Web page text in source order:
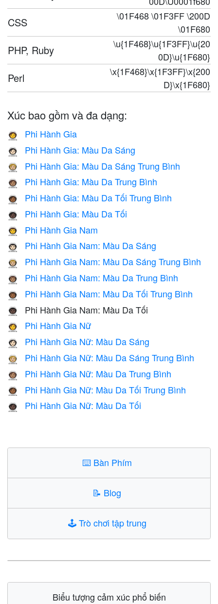
CSS
\01F468 \01F3FF \200D
\01F680
PHP, Ruby
\u{1F468}\u{1F3FF}\u{20
0D}\u{1F680}
Perl
\x{1F468}\x{1F3FF}\x{200
D}\x{1F680}
Xúc bao gồm và đa dạng:
🧑‍🚀 Phi Hành Gia
🧑🏻‍🚀 Phi Hành Gia: Màu Da Sáng
🧑🏼‍🚀 Phi Hành Gia: Màu Da Sáng Trung Bình
🧑🏽‍🚀 Phi Hành Gia: Màu Da Trung Bình
🧑🏾‍🚀 Phi Hành Gia: Màu Da Tối Trung Bình
🧑🏿‍🚀 Phi Hành Gia: Màu Da Tối
👨‍🚀 Phi Hành Gia Nam
👨🏻‍🚀 Phi Hành Gia Nam: Màu Da Sáng
👨🏼‍🚀 Phi Hành Gia Nam: Màu Da Sáng Trung Bình
👨🏽‍🚀 Phi Hành Gia Nam: Màu Da Trung Bình
👨🏾‍🚀 Phi Hành Gia Nam: Màu Da Tối Trung Bình
👨🏿‍🚀 Phi Hành Gia Nam: Màu Da Tối
👩‍🚀 Phi Hành Gia Nữ
👩🏻‍🚀 Phi Hành Gia Nữ: Màu Da Sáng
👩🏼‍🚀 Phi Hành Gia Nữ: Màu Da Sáng Trung Bình
👩🏽‍🚀 Phi Hành Gia Nữ: Màu Da Trung Bình
👩🏾‍🚀 Phi Hành Gia Nữ: Màu Da Tối Trung Bình
👩🏿‍🚀 Phi Hành Gia Nữ: Màu Da Tối
⌨️ Bàn Phím
📝 Blog
🕹️Trò chơi tập trung
Biểu tượng cảm xúc phổ biến